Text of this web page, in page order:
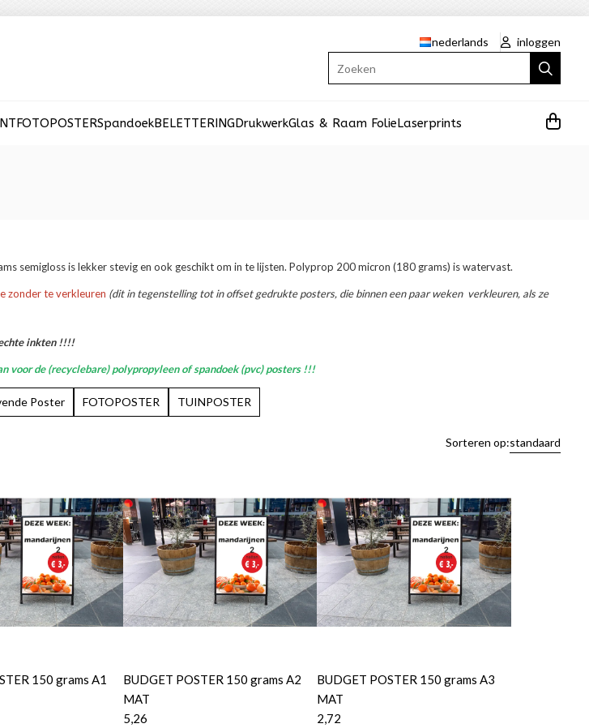
nederlands
inloggen
FOTOPOSTERSpandoekBELETTERINGDrukwerkGlas & Raam FolieLaserprints
semigloss is lekker stevig en ook geschikt om in te lijsten. Polyprop 200 micron (180 grams) is watervast.
zonder te verkleuren (dit in tegenstelling tot in offset gedrukte posters, die binnen een paar weken verkleuren, als ze
inkten !!!!
voor de (recyclebare) polypropyleen of spandoek (pvc) posters !!!
Poster FOTOPOSTER TUINPOSTER
Sorteren op:standaard
150 grams A1
BUDGET POSTER 150 grams A2
MAT
5,26
BUDGET POSTER 150 grams A3
MAT
2,72